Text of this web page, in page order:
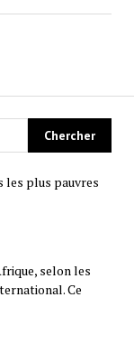
les plus pauvres
selon les
Ce